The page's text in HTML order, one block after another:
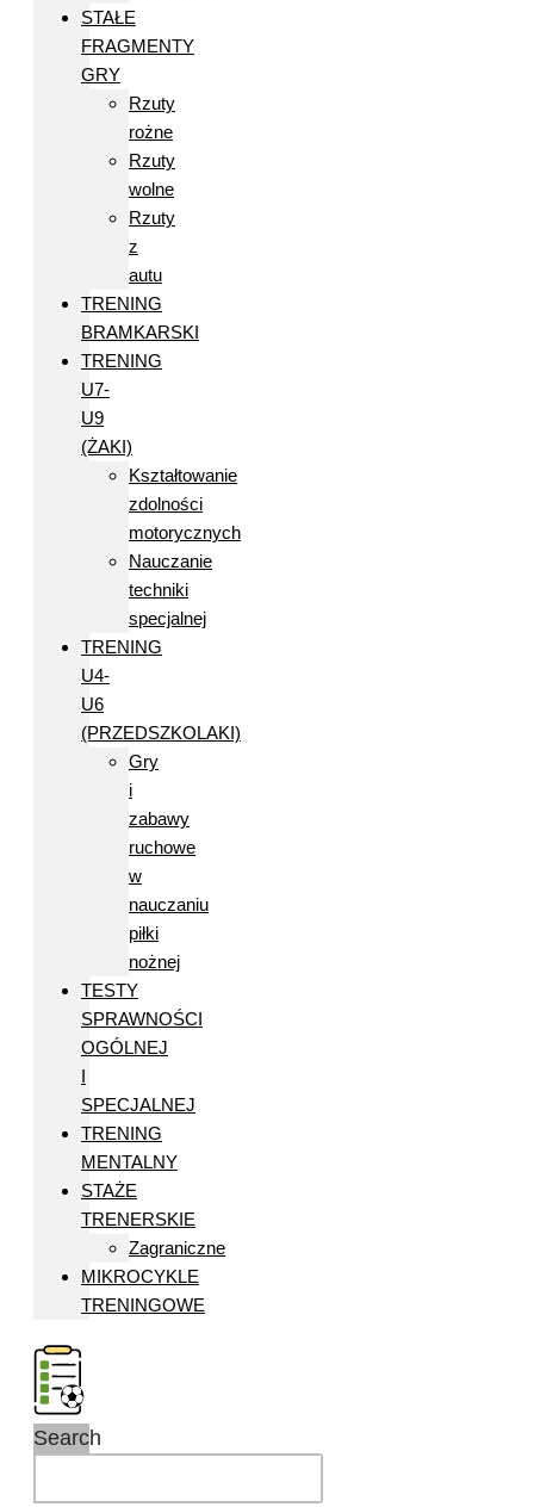
STAŁE
FRAGMENTY
GRY
Rzuty
rożne
Rzuty
wolne
Rzuty
z
autu
TRENING
BRAMKARSKI
TRENING
U7-
U9
(ŻAKI)
Kształtowanie
zdolności
motorycznych
Nauczanie
techniki
specjalnej
TRENING
U4-
U6
(PRZEDSZKOLAKI)
Gry
i
zabawy
ruchowe
w
nauczaniu
piłki
nożnej
TESTY
SPRAWNOŚCI
OGÓLNEJ
I
SPECJALNEJ
TRENING
MENTALNY
STAŻE
TRENERSKIE
Zagraniczne
MIKROCYKLE
TRENINGOWE
Search